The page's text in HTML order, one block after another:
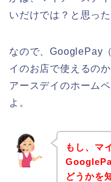
いだけでは？と思った
なので、GooglePay
イのお店で使えるの
アースデイのホーム
よ。
もし、マ
どうかを